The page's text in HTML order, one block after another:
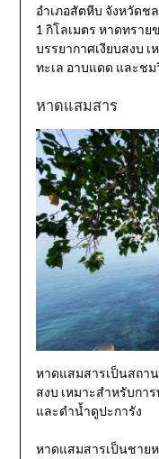
อำเภอสัตหีบ จังหวัด
1 กิโลเมตร หาดทราย
บรรยากาศเงียบสงบ
ทะเล อาบแดด และช
หาดแสมสาร
หาดแสมสารเป็นสถา
สงบ เหมาะสำหรับกา
และดำน้ำดูปะการัง
หาดแสมสารเป็นชาย